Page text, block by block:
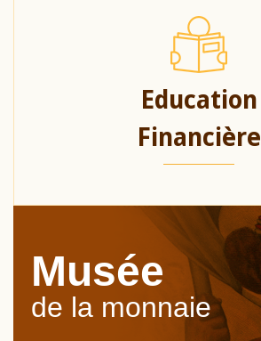
Education
Financière
Musée
de la monnaie